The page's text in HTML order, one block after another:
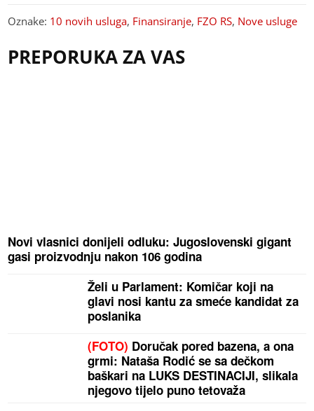
Oznake: 10 novih usluga, Finansiranje, FZO RS, Nove usluge
PREPORUKA ZA VAS
Novi vlasnici donijeli odluku: Jugoslovenski gigant
gasi proizvodnju nakon 106 godina
Želi u Parlament: Komičar koji na
glavi nosi kantu za smeće kandidat za
poslanika
(FOTO) Doručak pored bazena, a ona
grmi: Nataša Rodić se sa dečkom
baškari na LUKS DESTINACIJI, slikala
njegovo tijelo puno tetovaža